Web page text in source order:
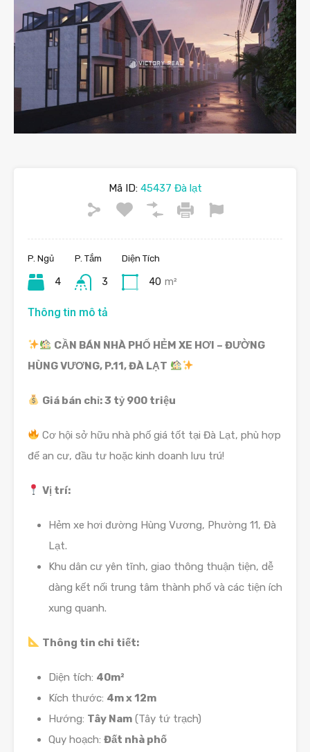
Mã ID:45437 Đà lạt
P. Ngủ
4
P. Tắm
3
Diện Tích
40 m²
Thông tin mô tả
CẦN BÁN NHÀ PHỐ HẺM XE HƠI – ĐƯỜNG
HÙNG VƯƠNG, P.11, ĐÀ LẠT
Giá bán chỉ: 3 tỷ 900 triệu
Cơ hội sở hữu nhà phố giá tốt tại Đà Lạt, phù hợp
để an cư, đầu tư hoặc kinh doanh lưu trú!
Vị trí:
Hẻm xe hơi đường Hùng Vương, Phường 11, Đà
Lạt.
Khu dân cư yên tĩnh, giao thông thuận tiện, dễ
dàng kết nối trung tâm thành phố và các tiện ích
xung quanh.
Thông tin chi tiết:
Diện tích: 40m²
Kích thước: 4m x 12m
Hướng: Tây Nam (Tây tứ trạch)
Quy hoạch: Đất nhà phố